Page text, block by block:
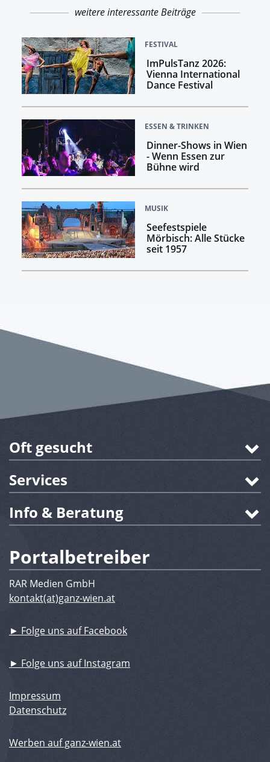
weitere interessante Beiträge
FESTIVAL
ImPulsTanz 2026:
Vienna International
Dance Festival
ESSEN & TRINKEN
Dinner-Shows in Wien
- Wenn Essen zur
Bühne wird
MUSIK
Seefestspiele
Mörbisch: Alle Stücke
seit 1957
Oft gesucht
Services
Info & Beratung
Portalbetreiber
RAR Medien GmbH
kontakt(at)ganz-wien.at
► Folge uns auf Facebook
► Folge uns auf Instagram
Impressum
Datenschutz
Werben auf ganz-wien.at